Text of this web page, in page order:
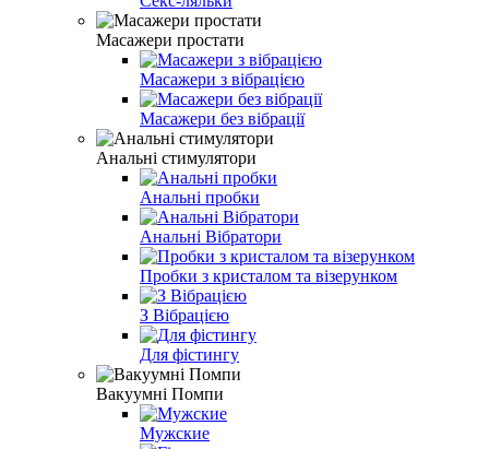
Масажери простати
Масажери з вібрацією
Масажери без вібрації
Анальні стимулятори
Анальні пробки
Анальні Вібратори
Пробки з кристалом та візерунком
З Вібрацією
Для фістингу
Вакуумні Помпи
Мужские